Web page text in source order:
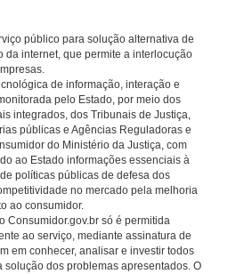
público para solução alternativa de
da internet, que permite a interlocução
de informação, interação e
pelo Estado, por meio dos
integrados, dos Tribunais de Justiça,
públicas e Agências Reguladoras e
do Ministério da Justiça, com
ao Estado informações essenciais à
políticas públicas de defesa dos
no mercado pela melhoria
ao consumidor.
Consumidor.gov.br só é permitida
ao serviço, mediante assinatura de
em conhecer, analisar e investir todos
solução dos problemas apresentados. O